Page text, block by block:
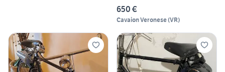
650 €
Cavaion Veronese(VR)